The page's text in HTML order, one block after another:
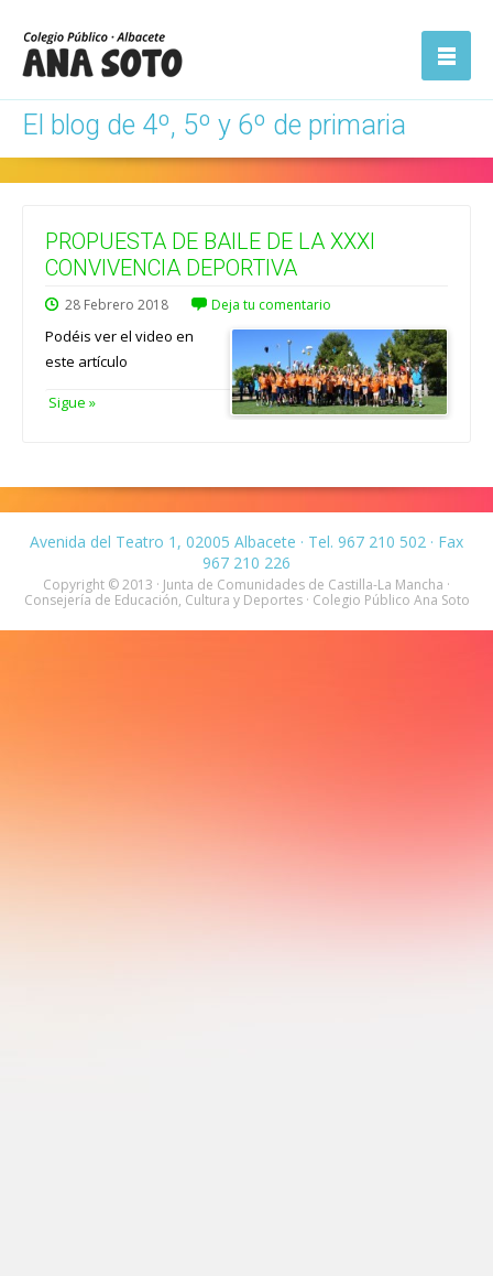
navegación
El blog de 4º, 5º y 6º de primaria
PROPUESTA DE BAILE DE LA XXXI
CONVIVENCIA DEPORTIVA
28 Febrero 2018 Deja tu comentario
Podéis ver el video en
este artículo
Sigue »
Avenida del Teatro 1, 02005 Albacete · Tel. 967 210 502 · Fax
967 210 226
Copyright © 2013 · Junta de Comunidades de Castilla-La Mancha ·
Consejería de Educación, Cultura y Deportes · Colegio Público Ana Soto